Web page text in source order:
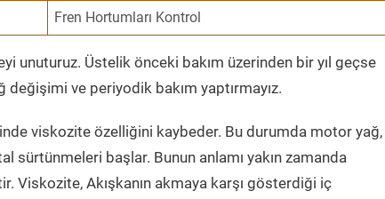
Fren Hortumları Kontrol
unuturuz. Üstelik önceki bakım üzerinden bir yıl geçse
ve periyodik bakım yaptırmayız.
viskozite özelliğini kaybeder. Bu durumda motor yağ,
başlar. Bunun anlamı yakın zamanda
Akışkanın akmaya karşı gösterdiği iç